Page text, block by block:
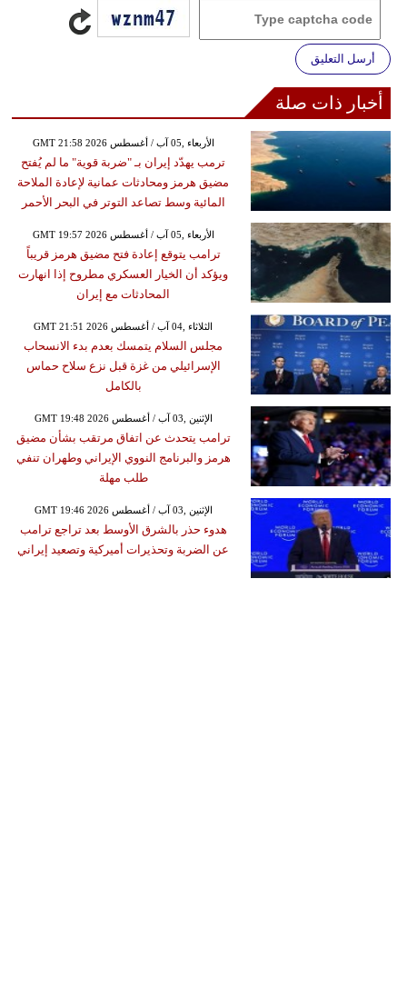
أرسل التعليق
أخبار ذات صلة
GMT 21:58 2026 الأربعاء ,05 آب / أغسطس
ترمب يهدّد إيران بـ "ضربة قوية" ما لم يُفتح
مضيق هرمز ومحادثات عمانية لإعادة الملاحة
المائية وسط تصاعد التوتر في البحر الأحمر
GMT 19:57 2026 الأربعاء ,05 آب / أغسطس
ترامب يتوقع إعادة فتح مضيق هرمز قريباً
ويؤكد أن الخيار العسكري مطروح إذا انهارت
المحادثات مع إيران
GMT 21:51 2026 الثلاثاء ,04 آب / أغسطس
مجلس السلام يتمسك بعدم بدء الانسحاب
الإسرائيلي من غزة قبل نزع سلاح حماس
بالكامل
GMT 19:48 2026 الإثنين ,03 آب / أغسطس
ترامب يتحدث عن اتفاق مرتقب بشأن مضيق
هرمز والبرنامج النووي الإيراني وطهران تنفي
طلب مهلة
GMT 19:46 2026 الإثنين ,03 آب / أغسطس
هدوء حذر بالشرق الأوسط بعد تراجع ترامب
عن الضربة وتحذيرات أميركية وتصعيد إيراني